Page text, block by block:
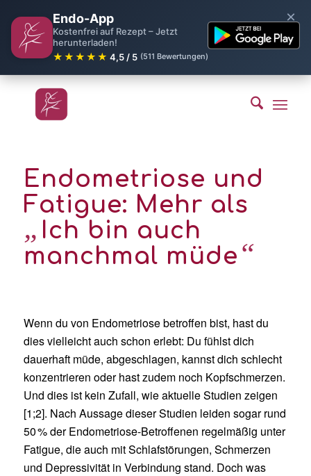
Endo-App
Kostenfrei auf Rezept – Jetzt
herunterladen!
★★★★★ 4,5 / 5 (511 Bewertungen)
×
Endometriose und
Fatigue: Mehr als
„ Ich bin auch
manchmal müde “
Wenn du von Endometriose betroffen bist, hast du
dies vielleicht auch schon erlebt: Du fühlst dich
dauerhaft müde, abgeschlagen, kannst dich schlecht
konzentrieren oder hast zudem noch Kopfschmerzen.
Und dies ist kein Zufall, wie aktuelle Studien zeigen
[1;2]. Nach Aussage dieser Studien leiden sogar rund
50 % der Endometriose-Betroffenen regelmäßig unter
Fatigue, die auch mit Schlafstörungen, Schmerzen
und Depressivität in Verbindung stand. Doch was